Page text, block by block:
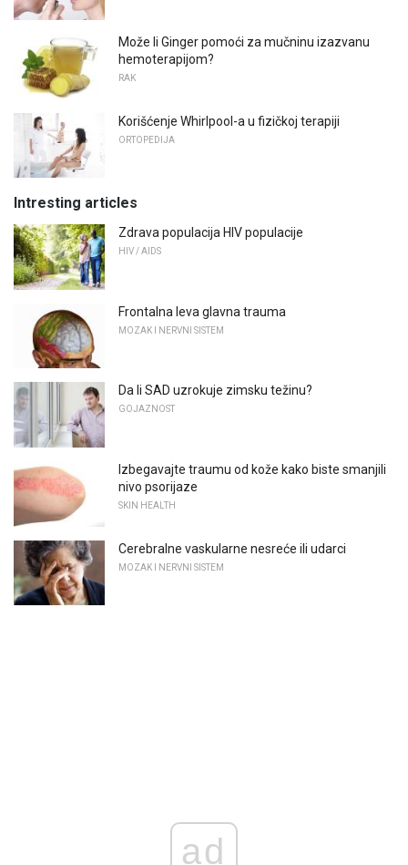
Može li Ginger pomoći za mučninu izazvanu
hemoterapijom?
RAK
Korišćenje Whirlpool-a u fizičkoj terapiji
ORTOPEDIJA
Intresting articles
Zdrava populacija HIV populacije
HIV / AIDS
Frontalna leva glavna trauma
MOZAK I NERVNI SISTEM
Da li SAD uzrokuje zimsku težinu?
GOJAZNOST
Izbegavajte traumu od kože kako biste smanjili
nivo psorijaze
SKIN HEALTH
Cerebralne vaskularne nesreće ili udarci
MOZAK I NERVNI SISTEM
ad